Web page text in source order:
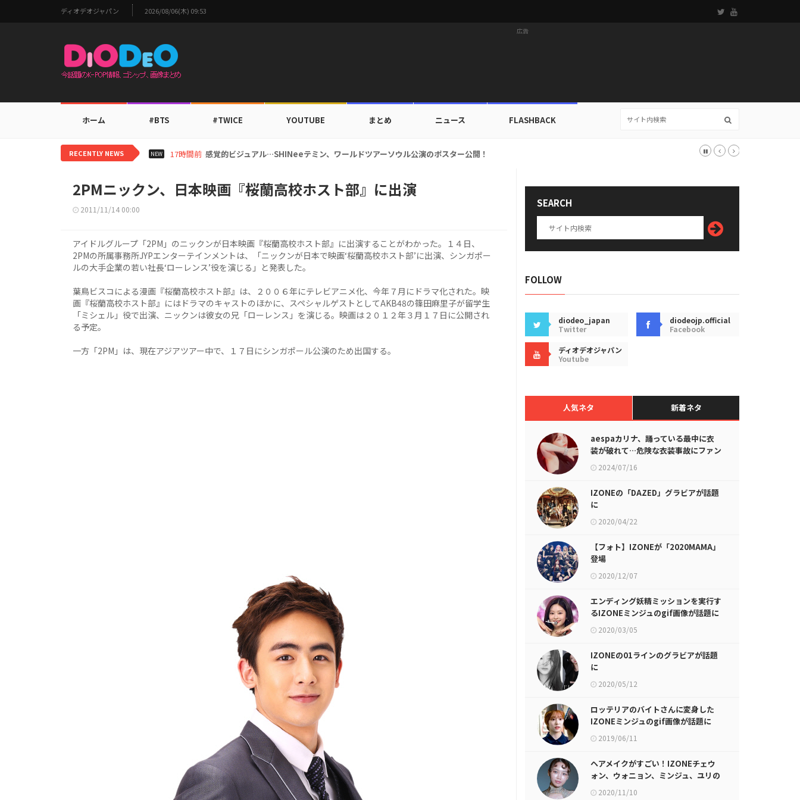
ディオデオジャパン 2026/08/06(木) 09:53
広告
ホーム #BTS #TWICE YOUTUBE まとめ ニュース FLASHBACK
RECENTLY NEWS NEW 19時間前 i-dleシュファ、ブランドン「セーフ・デイズ」と日常・旅行スタイルを提案！
2PMニックン、日本映画『桜蘭高校ホスト部』に出演
2011/11/14 00:00
アイドルグループ「2PM」のニックンが日本映画『桜蘭高校ホスト部』に出演することがわかった。１４日、
2PMの所属事務所JYPエンターテインメントは、「ニックンが日本で映画‘桜蘭高校ホスト部’に出演、シンガポー
ルの大手企業の若い社長‘ローレンス’役を演じる」と発表した。
葉鳥ビスコによる漫画『桜蘭高校ホスト部』は、２００６年にテレビアニメ化、今年７月にドラマ化された。映
画『桜蘭高校ホスト部』にはドラマのキャストのほかに、スペシャルゲストとしてAKB48の篠田麻里子が留学生
「ミシェル」役で出演、ニックンは彼女の兄「ローレンス」を演じる。映画は２０１２年３月１７日に公開され
る予定。
一方「2PM」は、現在アジアツアー中で、１７日にシンガポール公演のため出国する。
SEARCH
FOLLOW
diodeo_japan
Twitter
diodeojp.official
Facebook
ディオデオジャパン
Youtube
人気ネタ 新着ネタ
aespaカリナ、踊っている最中に衣
装が破れて…危険な衣装事故にファン
たち怒り
2024/07/16
IZONEの「DAZED」グラビアが話題
に
2020/04/22
【フォト】IZONEが「2020MAMA」
登場
2020/12/07
エンディング妖精ミッションを実行す
るIZONEミンジュのgif画像が話題に
2020/03/05
IZONEの01ラインのグラビアが話題
に
2020/05/12
ロッテリアのバイトさんに変身した
IZONEミンジュのgif画像が話題に
2019/06/11
ヘアメイクがすごい！IZONEチェウ
ォン、ウォニョン、ミンジュ、ユリの
画像が話題に
2020/11/10